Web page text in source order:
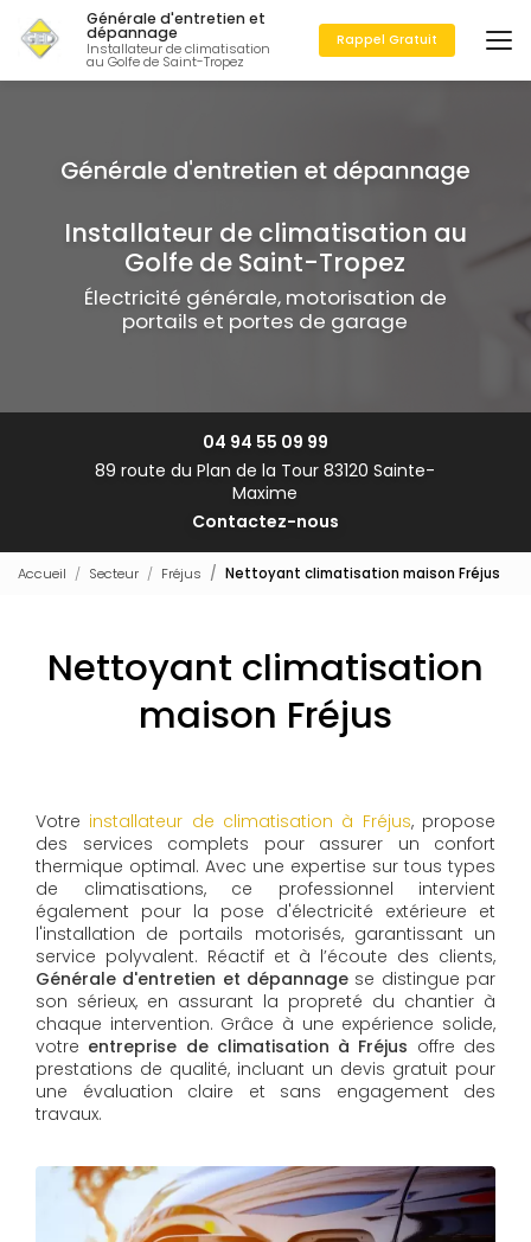
au
contenu
principal
Générale d'entretien et
dépannage
Installateur de climatisation
au Golfe de Saint-Tropez
Rappel Gratuit
Installateur de climatisation au
Golfe de Saint-Tropez
Électricité générale, motorisation de
portails et portes de garage
04 94 55 09 99
89 route du Plan de la Tour 83120 Sainte-
Maxime
Contactez-nous
Accueil Secteur Fréjus Nettoyant climatisation maison Fréjus
Nettoyant climatisation
maison Fréjus
Votre installateur de climatisation à Fréjus, propose
des services complets pour assurer un confort
thermique optimal. Avec une expertise sur tous types
de climatisations, ce professionnel intervient
également pour la pose d'électricité extérieure et
l'installation de portails motorisés, garantissant un
service polyvalent. Réactif et à l’écoute des clients,
Générale d'entretien et dépannage se distingue par
son sérieux, en assurant la propreté du chantier à
chaque intervention. Grâce à une expérience solide,
votre entreprise de climatisation à Fréjus offre des
prestations de qualité, incluant un devis gratuit pour
une évaluation claire et sans engagement des
travaux.